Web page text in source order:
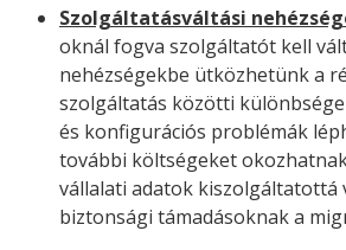
Szolgáltatásváltási
oknál fogva szolgáltatót kell
nehézségekbe ütközhetünk a
szolgáltatás közötti
és konfigurációs problémák
további költségeket
vállalati adatok kiszolgáltatottá
biztonsági támadásoknak a